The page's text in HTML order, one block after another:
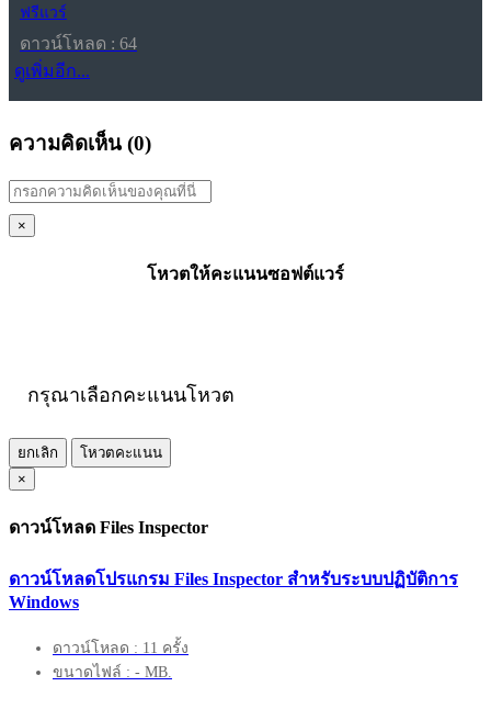
ฟรีแวร์
ดาวน์โหลด : 64
ดูเพิ่มอีก...
ความคิดเห็น (0)
×
โหวตให้คะแนนซอฟต์แวร์
กรุณาเลือกคะแนนโหวต
ยกเลิก
โหวตคะแนน
×
ดาวน์โหลด Files Inspector
ดาวน์โหลดโปรแกรม Files Inspector สำหรับระบบปฏิบัติการ
Windows
ดาวน์โหลด : 11 ครั้ง
ขนาดไฟล์ : - MB.